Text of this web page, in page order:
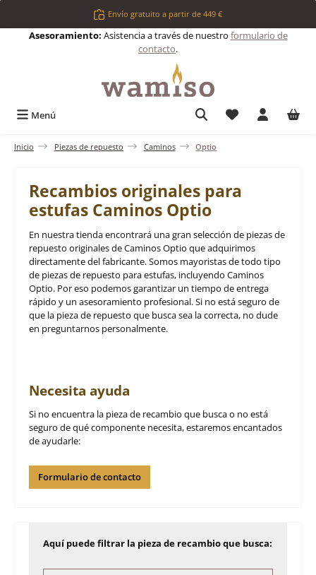
Saltar al contenido principalEnvío gratuito a partir de 449 €
Asesoramiento: Asistencia a través de nuestro formulario de
contacto.
Menú Tienes 0
Inicio Piezas de repuesto Caminos Optio
Recambios originales para
estufas Caminos Optio
En nuestra tienda encontrará una gran selección de piezas de
repuesto originales de Caminos Optio que adquirimos
directamente del fabricante. Somos mayoristas de todo tipo
de piezas de repuesto para estufas, incluyendo Caminos
Optio. Por eso podemos garantizar un tiempo de entrega
rápido y un asesoramiento profesional. Si no está seguro de
que la pieza de repuesto que busca sea la correcta, no dude
en preguntarnos personalmente.
Necesita ayuda
Si no encuentra la pieza de recambio que busca o no está
seguro de qué componente necesita, estaremos encantados
de ayudarle:
Formulario de contacto
Aquí puede filtrar la pieza de recambio que busca: